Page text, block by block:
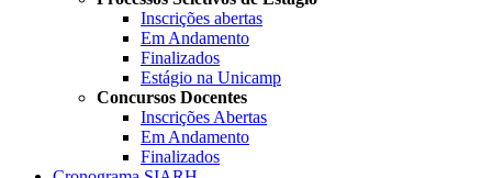
Inscrições abertas
Em Andamento
Finalizados
Estágio na Unicamp
Concursos Docentes
Inscrições Abertas
Em Andamento
Finalizados